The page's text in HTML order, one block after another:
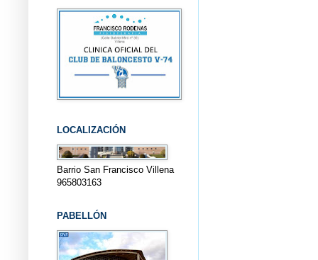
LOCALIZACIÓN
Barrio San Francisco Villena
965803163
PABELLÓN